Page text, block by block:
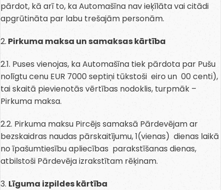
pārdot, kā arī to, ka Automašīna nav ieķīlāta vai citādi
apgrūtināta par labu trešajām personām.
2. Pirkuma maksa un samaksas kārtība
2.1. Puses vienojas, ka Automašīna tiek pārdota par Pušu
nolīgtu cenu EUR 7000 septiņi tūkstoši eiro un 00 centi),
tai skaitā pievienotās vērtības nodoklis, turpmāk –
Pirkuma maksa.
2.2. Pirkuma maksu Pircējs samaksā Pārdevējam ar
bezskaidras naudas pārskaitījumu, 1(vienas) dienas laikā
no īpašumtiesību apliecības parakstīšanas dienas,
atbilstoši Pārdevēja izrakstītam rēķinam.
3. Līguma izpildes kārtība